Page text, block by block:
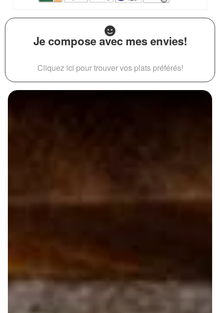
Je compose avec mes envies!
Cliquez ici pour trouver vos plats préférés!